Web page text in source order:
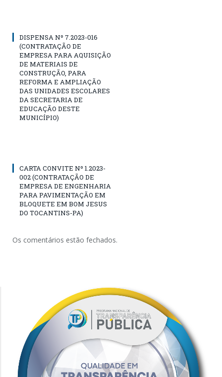
DISPENSA Nº 7.2023-016
(CONTRATAÇÃO DE
EMPRESA PARA AQUISIÇÃO
DE MATERIAIS DE
CONSTRUÇÃO, PARA
REFORMA E AMPLIAÇÃO
DAS UNIDADES ESCOLARES
DA SECRETARIA DE
EDUCAÇÃO DESTE
MUNICÍPIO)
CARTA CONVITE Nº 1.2023-
002 (CONTRATAÇÃO DE
EMPRESA DE ENGENHARIA
PARA PAVIMENTAÇÃO EM
BLOQUETE EM BOM JESUS
DO TOCANTINS-PA)
Os comentários estão fechados.